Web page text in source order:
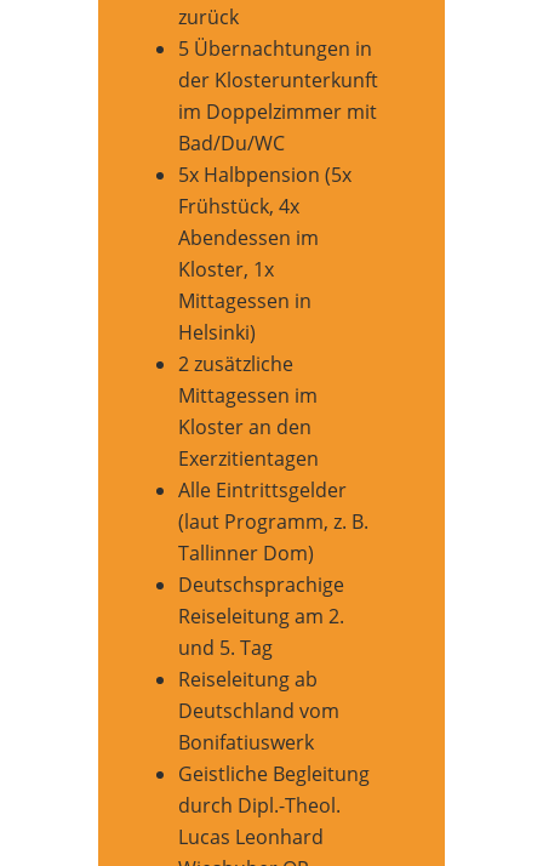
zurück
5 Übernachtungen in
der Klosterunterkunft
im Doppelzimmer mit
Bad/Du/WC
5x Halbpension (5x
Frühstück, 4x
Abendessen im
Kloster, 1x
Mittagessen in
Helsinki)
2 zusätzliche
Mittagessen im
Kloster an den
Exerzitientagen
Alle Eintrittsgelder
(laut Programm, z. B.
Tallinner Dom)
Deutschsprachige
Reiseleitung am 2.
und 5. Tag
Reiseleitung ab
Deutschland vom
Bonifatiuswerk
Geistliche Begleitung
durch Dipl.-Theol.
Lucas Leonhard